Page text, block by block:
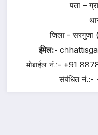
पता –
जिला - सरगुजा
ईमेल:-
मोबाईल नं.:- +91
संबंधित नं.:-